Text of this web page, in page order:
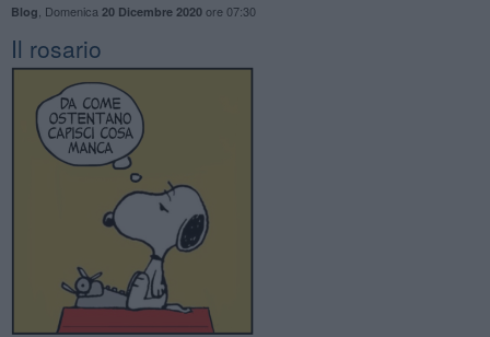
Blog Domenica 20 Dicembre 2020ore 07:30
​Il rosario